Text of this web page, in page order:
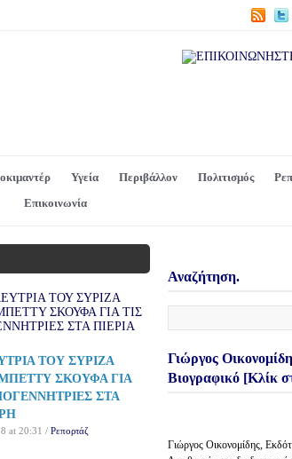
Υγεία Περιβάλλον Πολιτισμός
Επικοινωνία
ΤΟΥ ΣΥΡΙΖΑ
ΣΚΟΥΦΑ ΓΙΑ
ΣΤΑ
at 20:31 / Ρεπορτάζ
Αναζήτηση.
Γιώργος
Βιογραφικό [Κλίκ
Γιώργος Οικονομίδης,